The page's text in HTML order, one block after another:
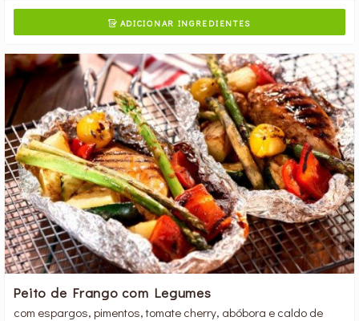
ADICIONAR INGREDIENTES
Peito de Frango com Legumes
com espargos, pimentos, tomate cherry, abóbora e caldo de